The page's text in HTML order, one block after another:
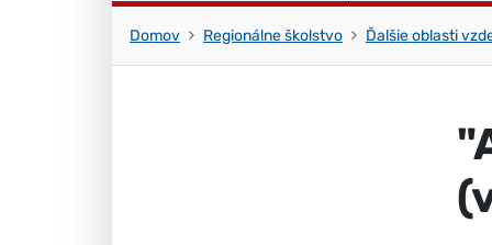
Domov Regionálne školstvo Ďalšie oblasti